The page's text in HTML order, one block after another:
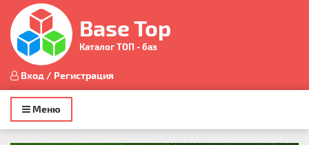
Base Top
Каталог ТОП - баз
Вход / Регистрация
Toggle
navigation
Меню